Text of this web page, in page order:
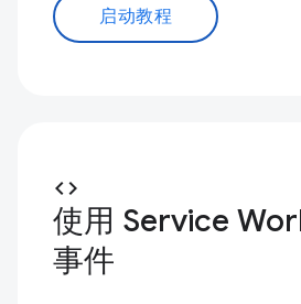
启动教程
code
使用 Service
事件